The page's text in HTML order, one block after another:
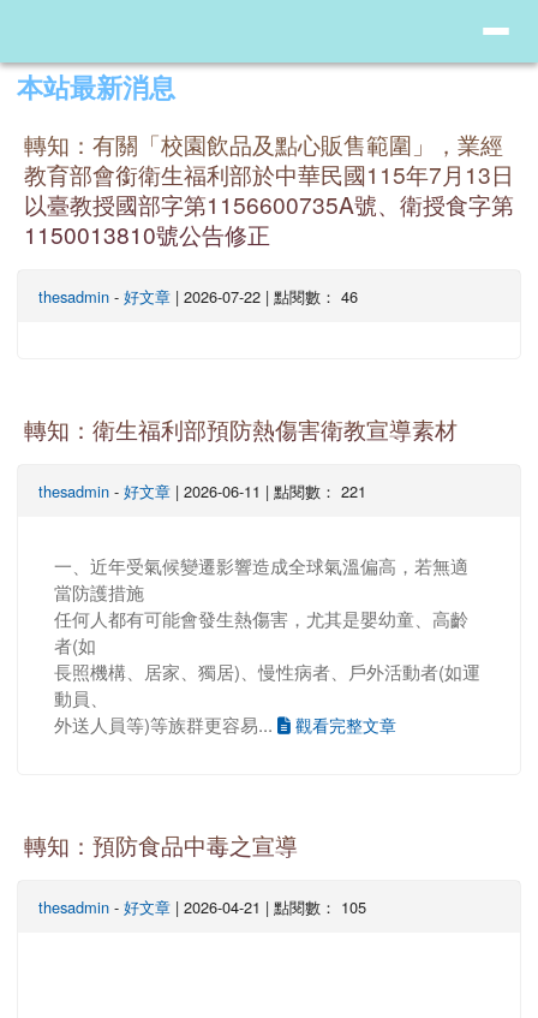
上中區域內容
本站最新消息
轉知：有關「校園飲品及點心販售範圍」，業經
教育部會銜衛生福利部於中華民國115年7月13日
以臺教授國部字第1156600735A號、衛授食字第
1150013810號公告修正
thesadmin - 好文章 | 2026-07-22 | 點閱數： 46
轉知：衛生福利部預防熱傷害衛教宣導素材
thesadmin - 好文章 | 2026-06-11 | 點閱數： 221
一、近年受氣候變遷影響造成全球氣溫偏高，若無適
當防護措施
任何人都有可能會發生熱傷害，尤其是嬰幼童、高齡
者(如
長照機構、居家、獨居)、慢性病者、戶外活動者(如運
動員、
外送人員等)等族群更容易...
觀看完整文章
轉知：預防食品中毒之宣導
thesadmin - 好文章 | 2026-04-21 | 點閱數： 105
頁尾區域